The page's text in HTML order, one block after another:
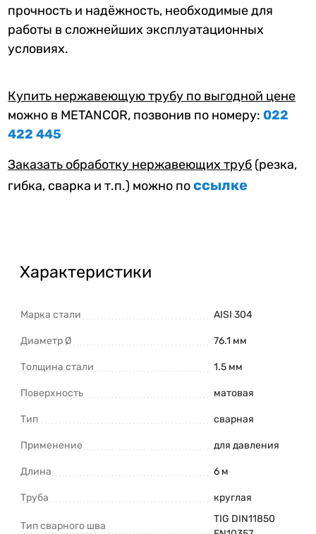
прочность и надёжность, необходимые для
работы в сложнейших эксплуатационных
условиях.
Купить нержавеющую трубу по выгодной цене
можно в METANCOR, позвонив по номеру: 022
422 445
Заказать обработку нержавеющих труб (резка,
гибка, сварка и т.п.) можно поссылке
Характеристики
Марка стали AISI 304
Диаметр Ø 76.1 мм
Толщина стали 1.5 мм
Поверхность матовая
Тип сварная
Применение для давления
Длина 6 м
Труба круглая
Тип сварного шва
TIG DIN11850